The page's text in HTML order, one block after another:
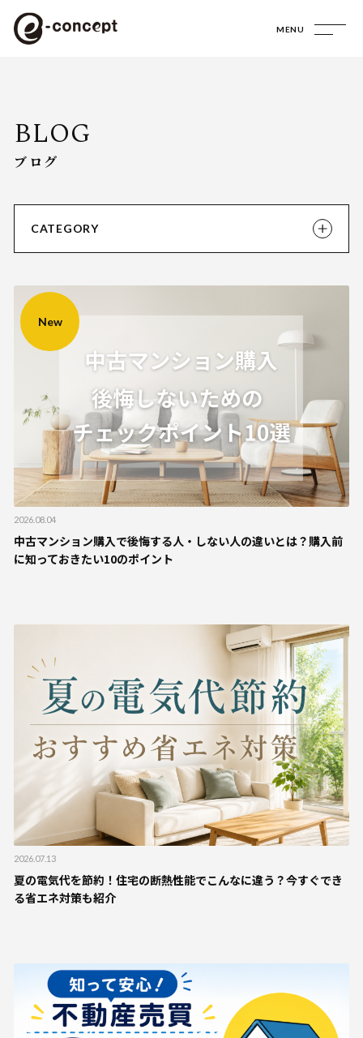
MENU
ブログ
CATEGORY
New
2026.08.04
中古マンション購入で後悔する人・しない人の違いとは？購入前
に知っておきたい10のポイント
2026.07.13
夏の電気代を節約！住宅の断熱性能でこんなに違う？今すぐでき
る省エネ対策も紹介